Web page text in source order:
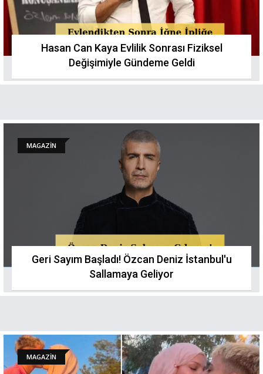
Hasan Can Kaya Evlilik Sonrası Fiziksel
Değişimiyle Gündeme Geldi
MAGAZİN
Geri Sayım Başladı! Özcan Deniz İstanbul'u
Sallamaya Geliyor
MAGAZİN